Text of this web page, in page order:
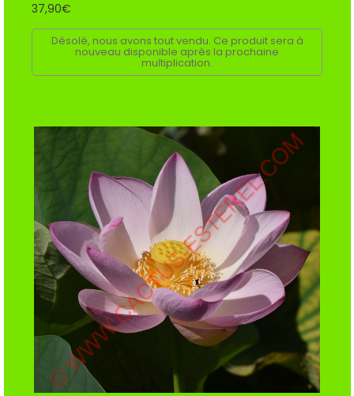
37,90€
Désolé, nous avons tout vendu. Ce produit sera à
nouveau disponible après la prochaine
multiplication.